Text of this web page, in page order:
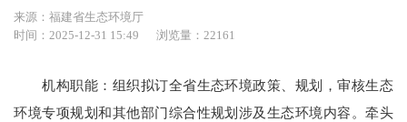
来源：福建省生态环境厅
时间：2025-12-31 15:49
浏览量：22161
机构职能：组织拟订全省生态环境政策、规划，审核生态
环境专项规划和其他部门综合性规划涉及生态环境内容。牵头